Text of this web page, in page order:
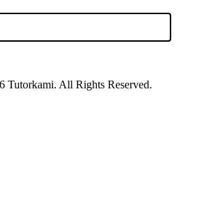
Tutorkami. All Rights Reserved.